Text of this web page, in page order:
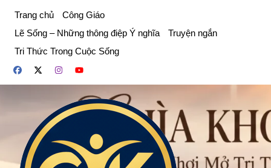
phần
dung
Trang chủ
Công Giáo
Lẽ Sống – Những thông điệp Ý nghĩa
Truyện ngắn
Tri Thức Trong Cuộc Sống